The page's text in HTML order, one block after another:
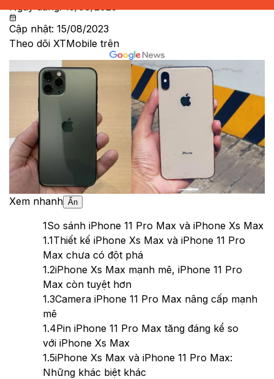
Ngày đăng:15/08/2023
Cập nhật: 15/08/2023
Theo dõi XTMobile trên
Xem nhanh Ẩn
1So sánh iPhone 11 Pro Max và iPhone Xs Max
1.1Thiết kế iPhone Xs Max và iPhone 11 Pro
Max chưa có đột phá
1.2iPhone Xs Max mạnh mẽ, iPhone 11 Pro
Max còn tuyệt hơn
1.3Camera iPhone 11 Pro Max nâng cấp mạnh
mẽ
1.4Pin iPhone 11 Pro Max tăng đáng kể so
với iPhone Xs Max
1.5iPhone Xs Max và iPhone 11 Pro Max:
Những khác biệt khác